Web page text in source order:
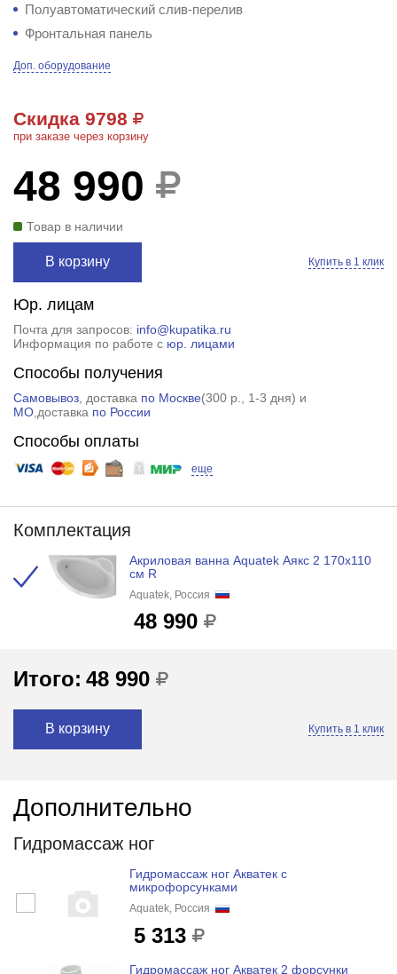
Полуавтоматический слив-перелив
Фронтальная панель
Доп. оборудование
Скидка 9798
при заказе через корзину
48 990
Товар в наличии
В корзину Купить в 1 клик
Юр. лицам
Почта для запросов: info@kupatika.ru
Информация по работе с юр. лицами
Способы получения
Самовывоз, доставка по Москве(300 р.
, 1-3 дня) и
МО,доставка по России
Способы оплаты
еще
Комплектация
Акриловая ванна Aquatek Аякс 2 170х110
см R
Aquatek, Россия
48 990
Итого: 48 990
В корзину Купить в 1 клик
Дополнительно
Гидромассаж ног
Гидромассаж ног Акватек с
микрофорсунками
Aquatek, Россия
5 313
Гидромассаж ног Акватек 2 форсунки